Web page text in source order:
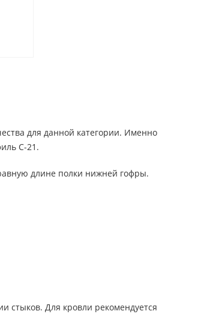
для данной категории. Именно
С-21.
длине полки нижней гофры.
стыков. Для кровли рекомендуется